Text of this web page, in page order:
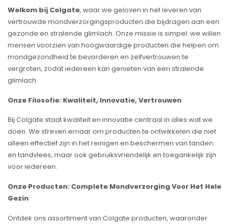
Welkom bij Colgate, waar we geloven in het leveren van
vertrouwde mondverzorgingsproducten die bijdragen aan een
gezonde en stralende glimlach. Onze missie is simpel: we willen
mensen voorzien van hoogwaardige producten die helpen om
mondgezondheid te bevorderen en zelfvertrouwen te
vergroten, zodat iedereen kan genieten van een stralende
glimlach.
Onze Filosofie: Kwaliteit, Innovatie, Vertrouwen
Bij Colgate staat kwaliteit en innovatie centraal in alles wat we
doen. We streven ernaar om producten te ontwikkelen die niet
alleen effectief zijn in het reinigen en beschermen van tanden
en tandvlees, maar ook gebruiksvriendelijk en toegankelijk zijn
voor iedereen.
Onze Producten: Complete Mondverzorging Voor Het Hele
Gezin
Ontdek ons assortiment van Colgate producten, waaronder